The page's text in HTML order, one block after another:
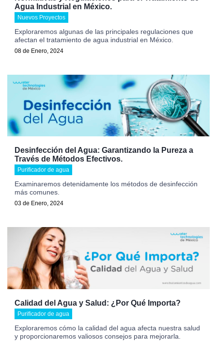
Agua Industrial en México.
Nuevos Proyectos
Exploraremos algunas de las principales regulaciones que
afectan el tratamiento de agua industrial en México.
08 de Enero, 2024
Desinfección del Agua: Garantizando la Pureza a
Través de Métodos Efectivos.
Purificador de agua
Examinaremos detenidamente los métodos de desinfección
más comunes.
03 de Enero, 2024
Calidad del Agua y Salud: ¿Por Qué Importa?
Purificador de agua
Exploraremos cómo la calidad del agua afecta nuestra salud
y proporcionaremos valiosos consejos para mejorarla.